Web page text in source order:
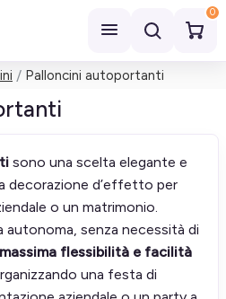
0
Palloncini autoportanti
sono una scelta elegante e
decorazione d’effetto per
o un matrimonio.
autonoma, senza necessità di
massima flessibilità e facilità
una festa di